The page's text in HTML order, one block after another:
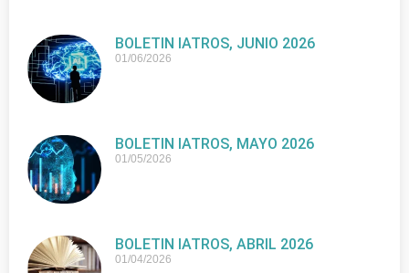
BOLETIN IATROS, JUNIO 2026
01/06/2026
BOLETIN IATROS, MAYO 2026
01/05/2026
BOLETIN IATROS, ABRIL 2026
01/04/2026